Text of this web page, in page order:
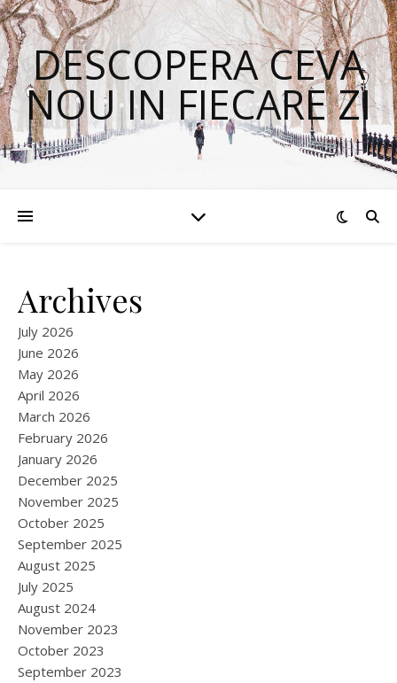
DESCOPERA CEVA
NOU IN FIECARE ZI
Archives
July 2026
June 2026
May 2026
April 2026
March 2026
February 2026
January 2026
December 2025
November 2025
October 2025
September 2025
August 2025
July 2025
August 2024
November 2023
October 2023
September 2023